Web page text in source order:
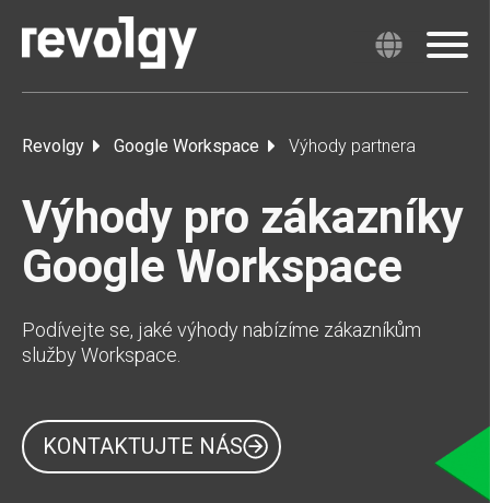
Revolgy Google Workspace Výhody partnera
Výhody pro zákazníky
Google Workspace
Podívejte se, jaké výhody nabízíme zákazníkům
služby Workspace.
KONTAKTUJTE NÁS